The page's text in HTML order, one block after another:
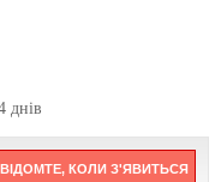
днів
КОЛИ З'ЯВИТЬСЯ